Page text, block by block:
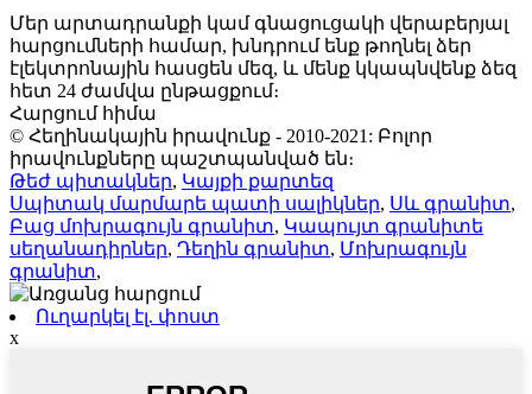
Մեր արտադրանքի կամ գնացուցակի վերաբերյալ
հարցումների համար, խնդրում ենք թողնել ձեր
էլեկտրոնային հասցեն մեզ, և մենք կկապնվենք ձեզ
հետ 24 ժամվա ընթացքում։
Հարցում հիմա
© Հեղինակային իրավունք - 2010-2021: Բոլոր
իրավունքները պաշտպանված են։
Թեժ պիտակներ, Կայքի քարտեզ
Սպիտակ մարմարե պատի սալիկներ, Սև գրանիտ,
Բաց մոխրագույն գրանիտ, Կապույտ գրանիտե
սեղանադիրներ, Դեղին գրանիտ, Մոխրագույն
գրանիտ,
Ուղարկել էլ. փոստ
x